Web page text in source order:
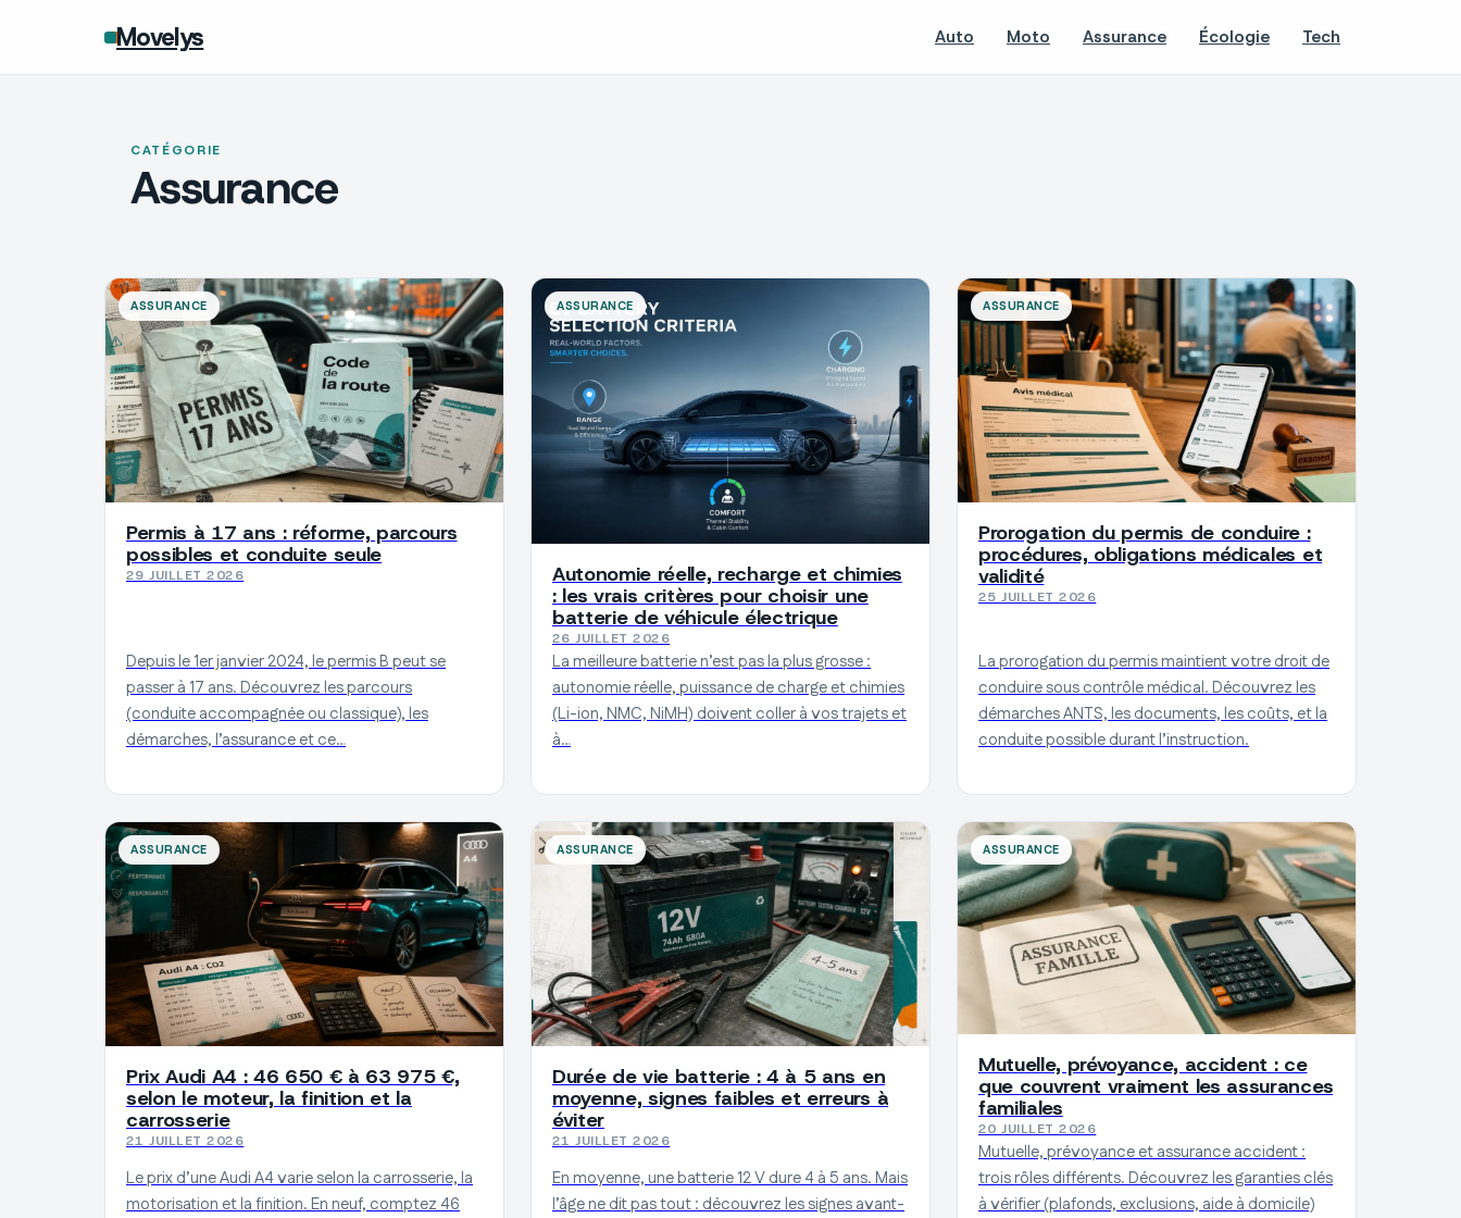
Movelys Auto Moto Assurance Écologie Tech
CATÉGORIE
Assurance
ASSURANCE
Permis à 17 ans : réforme, parcours
possibles et conduite seule
29 JUILLET 2026
Depuis le 1er janvier 2024, le permis B peut se
passer à 17 ans. Découvrez les parcours
(conduite accompagnée ou classique), les
démarches, l’assurance et ce…
ASSURANCE
Autonomie réelle, recharge et chimies
: les vrais critères pour choisir une
batterie de véhicule électrique
26 JUILLET 2026
La meilleure batterie n’est pas la plus grosse :
autonomie réelle, puissance de charge et chimies
(Li-ion, NMC, NiMH) doivent coller à vos trajets et
à…
ASSURANCE
Prorogation du permis de conduire :
procédures, obligations médicales et
validité
25 JUILLET 2026
La prorogation du permis maintient votre droit de
conduire sous contrôle médical. Découvrez les
démarches ANTS, les documents, les coûts, et la
conduite possible durant l’instruction.
ASSURANCE
Prix Audi A4 : 46 650 € à 63 975 €,
selon le moteur, la finition et la
carrosserie
21 JUILLET 2026
Le prix d’une Audi A4 varie selon la carrosserie, la
motorisation et la finition. En neuf, comptez 46
ASSURANCE
Durée de vie batterie : 4 à 5 ans en
moyenne, signes faibles et erreurs à
éviter
21 JUILLET 2026
En moyenne, une batterie 12 V dure 4 à 5 ans. Mais
l’âge ne dit pas tout : découvrez les signes avant-
ASSURANCE
Mutuelle, prévoyance, accident : ce
que couvrent vraiment les assurances
familiales
20 JUILLET 2026
Mutuelle, prévoyance et assurance accident :
trois rôles différents. Découvrez les garanties clés
à vérifier (plafonds, exclusions, aide à domicile)